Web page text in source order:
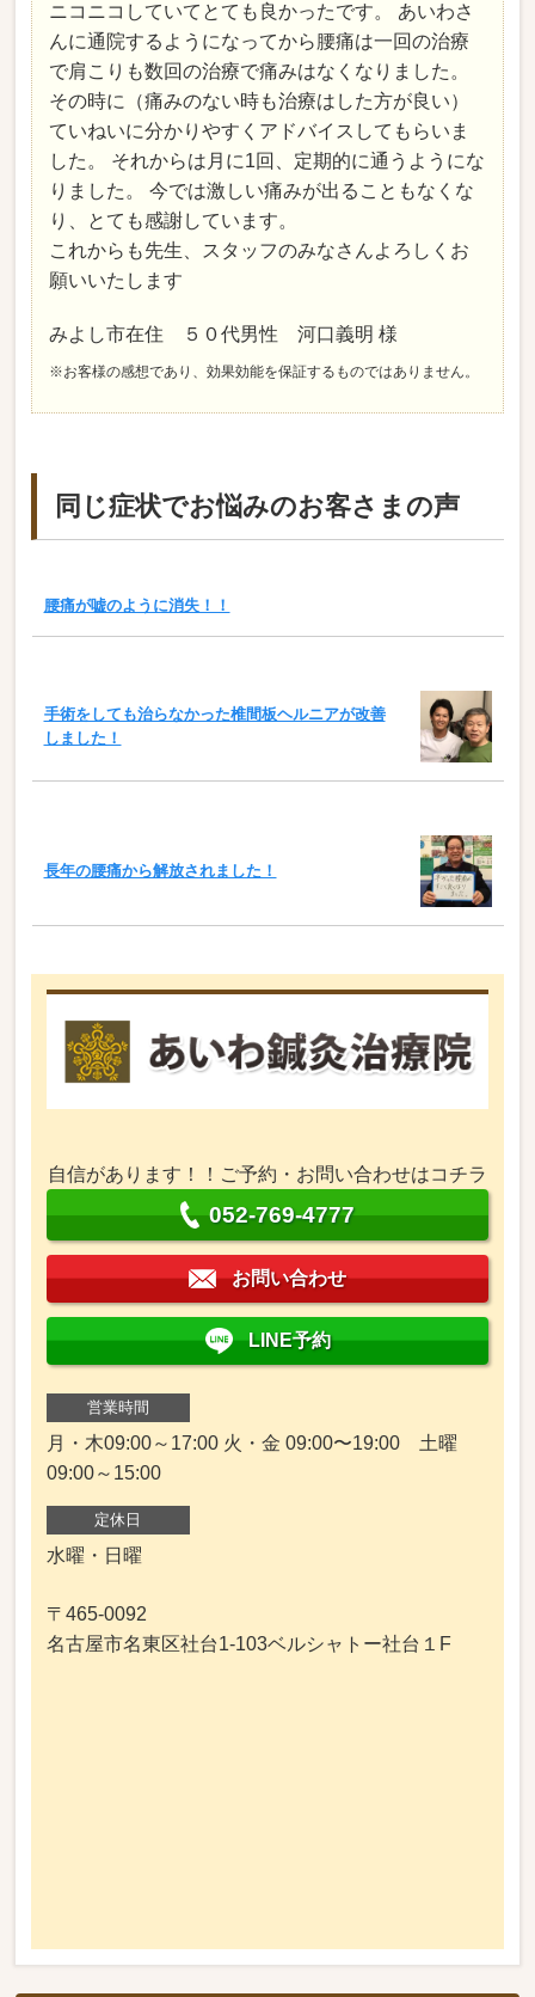
ニコニコしていてとても良かったです。 あいわさ
んに通院するようになってから腰痛は一回の治療
で肩こりも数回の治療で痛みはなくなりました。
その時に（痛みのない時も治療はした方が良い）
ていねいに分かりやすくアドバイスしてもらいま
した。 それからは月に1回、定期的に通うようにな
りました。 今では激しい痛みが出ることもなくな
り、とても感謝しています。
これからも先生、スタッフのみなさんよろしくお
願いいたします
みよし市在住 ５０代男性 河口義明 様
※お客様の感想であり、効果効能を保証するものではありません。
同じ症状でお悩みのお客さまの声
腰痛が嘘のように消失！！
手術をしても治らなかった椎間板ヘルニアが改善
しました！
長年の腰痛から解放されました！
自信があります！！ご予約・お問い合わせはコチラ
052-769-4777
お問い合わせ
LINE予約
営業時間
月・木09:00～17:00 火・金 09:00〜19:00 土曜
09:00～15:00
定休日
水曜・日曜
〒465-0092
名古屋市名東区社台1-103ベルシャトー社台１F